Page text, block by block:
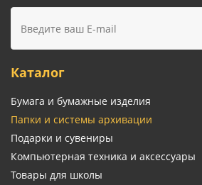
Каталог
Бумага и бумажные изделия
Папки и системы архивации
Подарки и сувениры
Компьютерная техника и аксессуары
Товары для школы